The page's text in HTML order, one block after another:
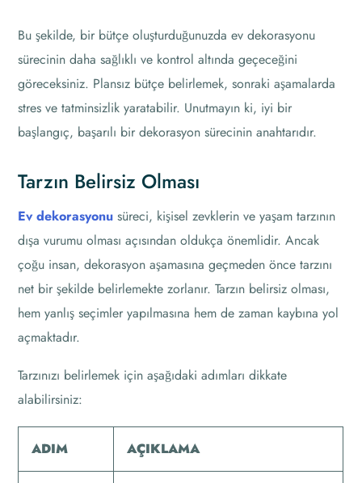
Bu şekilde, bir bütçe oluşturduğunuzda ev dekorasyonu
sürecinin daha sağlıklı ve kontrol altında geçeceğini
göreceksiniz. Plansız bütçe belirlemek, sonraki aşamalarda
stres ve tatminsizlik yaratabilir. Unutmayın ki, iyi bir
başlangıç, başarılı bir dekorasyon sürecinin anahtarıdır.
Tarzın Belirsiz Olması
Ev dekorasyonu süreci, kişisel zevklerin ve yaşam tarzının
dışa vurumu olması açısından oldukça önemlidir. Ancak
çoğu insan, dekorasyon aşamasına geçmeden önce tarzını
net bir şekilde belirlemekte zorlanır. Tarzın belirsiz olması,
hem yanlış seçimler yapılmasına hem de zaman kaybına yol
açmaktadır.
Tarzınızı belirlemek için aşağıdaki adımları dikkate
alabilirsiniz:
ADIM AÇIKLAMA